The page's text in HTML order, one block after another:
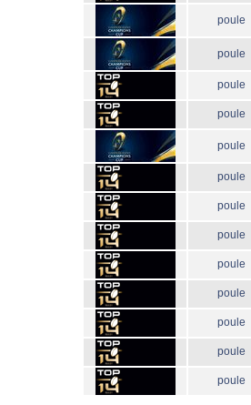
poule
poule
poule
poule
poule
poule
poule
poule
poule
poule
poule
poule
poule